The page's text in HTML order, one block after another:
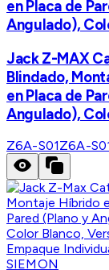
en Placa de
Angulado),
Jack Z-MAX
Blindado,
en Placa de
Angulado),
Z6A-S01Z6A-
SIEMON